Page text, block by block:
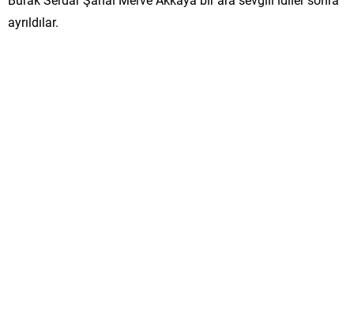
ayrıldılar.